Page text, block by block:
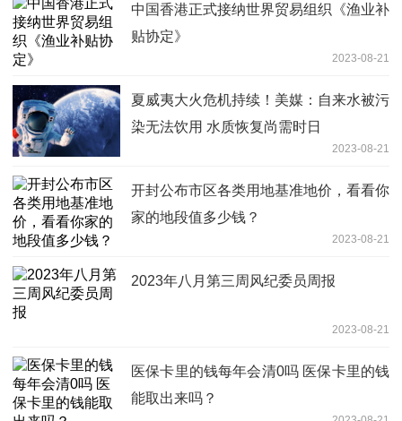
中国香港正式接纳世界贸易组织《渔业补
贴协定》
2023-08-21
夏威夷大火危机持续！美媒：自来水被污
染无法饮用 水质恢复尚需时日
2023-08-21
开封公布市区各类用地基准地价，看看你
家的地段值多少钱？
2023-08-21
2023年八月第三周风纪委员周报
2023-08-21
医保卡里的钱每年会清0吗 医保卡里的钱
能取出来吗？